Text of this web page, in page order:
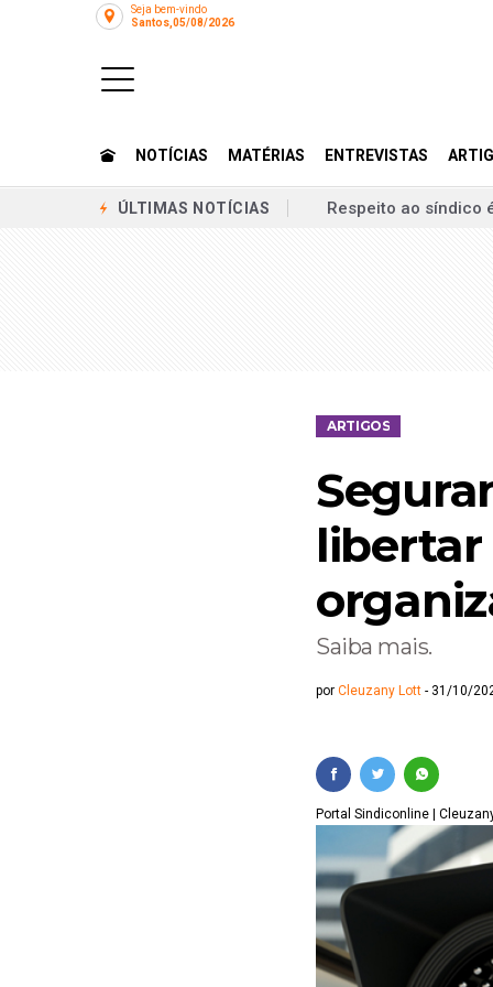
Seja bem-vindo
Santos,05/08/2026
NOTÍCIAS MATÉRIAS ENTREVISTAS
ÚLTIMAS NOTÍCIAS
Respeito ao síndico
Casal de idosos é
Escassez de
Mulher passa 55
ARTIGOS
libertar
Saiba mais.
por Cleuzany Lott 31/10/
Portal Sindiconline |